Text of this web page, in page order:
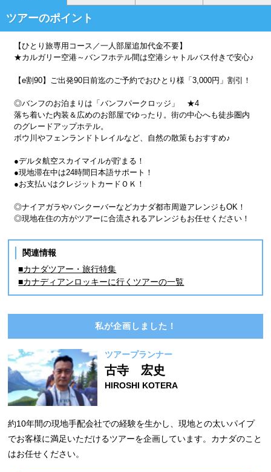
ツアーのポイント
【ひとり旅専用コース／一人部屋追加代金不要】
★カルガリー空港～バンフホテル間は空港シャトルバス付きで安心♪
【e割90】ご出発90日前迄のご予約でおひとり様「3,000円」割引！
◎バンフのお泊まりは「バンフパークロッジ」 ★4
落ち着いた内装＆広めのお部屋でゆったり。街の中心へも徒歩圏内
のグレードアップホテル。
ボウ川やフェンランドトレイルなど、自然の散策もおすすめ♪
●デルタ航空スカイマイルが貯まる！
●現地滞在中は24時間日本語サポート！
●お支払いはクレジットカードＯＫ！
◎ナイアガラやバンクーバーなどカナダ都市周遊アレンジもOK！
◎現地在住の方がツアーに合流されるアレンジもお任せください！
関連情報
■カナダツアー・旅行特集
■カナディアンロッキーに行くツアーの一覧
私が企画しました！
ツアープランナー
古寺 宏史
HIROSHI KOTERA
約10年間の現地手配会社での経験を生かし、現地との太いパイプ
でお客様に満足いただけるツアーを企画しています。カナダのこと
はお任せください。